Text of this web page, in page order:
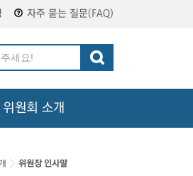
자주 묻는 질문(FAQ)
위원회 소개
위원장 인사말